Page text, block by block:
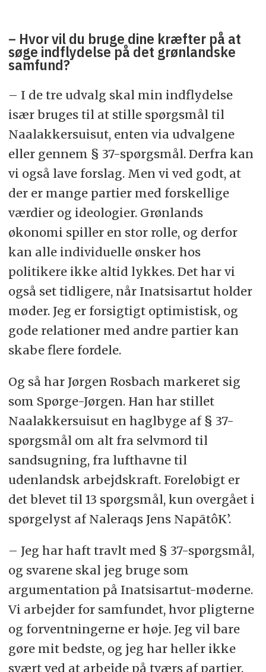
men når tiden tillader det, så nyder jeg at
mødes med gamle venner via onlinegaming. Og
ellers følger jeg naturligvis med i nyhederne,
kurt@sermitsiaq.gl
– Hvor vil du bruge dine kræfter på at
søge indflydelse på det grønlandske
samfund?
– I de tre udvalg skal min indflydelse
især bruges til at stille spørgsmål til
Naalakkersuisut, enten via udvalgene
eller gennem § 37-spørgsmål. Derfra kan
vi også lave forslag. Men vi ved godt, at
der er mange partier med forskellige
værdier og ideologier. Grønlands
økonomi spiller en stor rolle, og derfor
kan alle individuelle ønsker hos
politikere ikke altid lykkes. Det har vi
også set tidligere, når Inatsisartut holder
møder. Jeg er forsigtigt optimistisk, og
gode relationer med andre partier kan
skabe flere fordele.
Og så har Jørgen Rosbach markeret sig
som Spørge-Jørgen. Han har stillet
Naalakkersuisut en haglbyge af § 37-
spørgsmål om alt fra selvmord til
sandsugning, fra lufthavne til
udenlandsk arbejdskraft. Foreløbigt er
det blevet til 13 spørgsmål, kun overgået i
spørgelyst af Naleraqs Jens NapãtôK’.
– Jeg har haft travlt med § 37-spørgsmål,
og svarene skal jeg bruge som
argumentation på Inatsisartut-møderne.
Vi arbejder for samfundet, hvor pligterne
og forventningerne er høje. Jeg vil bare
gøre mit bedste, og jeg har heller ikke
svært ved at arbejde på tværs af partier.